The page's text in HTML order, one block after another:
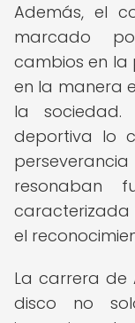
Además, el
marcado
cambios en la
en la manera
la sociedad.
deportiva lo
resonaban
el
La carrera de
disco no